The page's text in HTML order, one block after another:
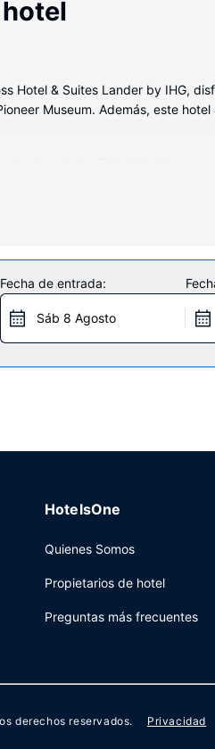
Hotel & Suites Lander by IHG,
Museum. Además, este
y conexión a Internet por cable
zona para barbacoas.
los días de 06:00 a 10:00.
Fecha de entrada:
Sáb 8 Agosto
HotelsOne
Quienes Somos
Propietarios de hotel
Preguntas más frecuentes
derechos reservados. Privacidad